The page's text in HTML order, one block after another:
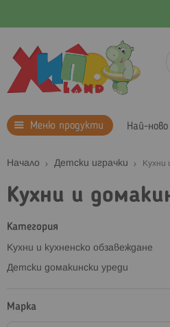
Меню продукти Най-ново
Начало Детски играчки Кухни
Кухни и
Категория
Кухни и кухненско обзавеждане
Детски домакински уреди
Марка